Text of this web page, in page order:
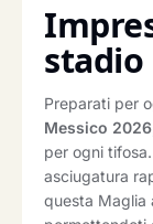
stadio
Preparati per
Messico 2026
per ogni
asciugatura
questa Maglia